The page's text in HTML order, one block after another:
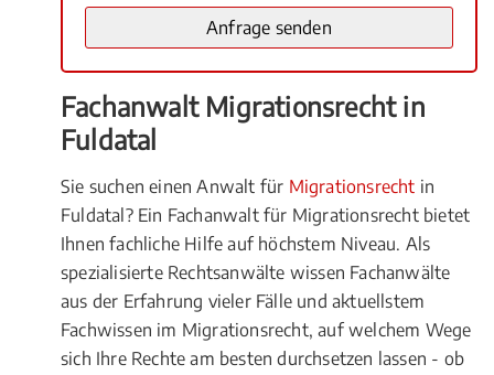
Fachanwalt Migrationsrecht in
Fuldatal
Sie suchen einen Anwalt für Migrationsrecht in
Fuldatal? Ein Fachanwalt für Migrationsrecht bietet
Ihnen fachliche Hilfe auf höchstem Niveau. Als
spezialisierte Rechtsanwälte wissen Fachanwälte
aus der Erfahrung vieler Fälle und aktuellstem
Fachwissen im Migrationsrecht, auf welchem Wege
sich Ihre Rechte am besten durchsetzen lassen - ob